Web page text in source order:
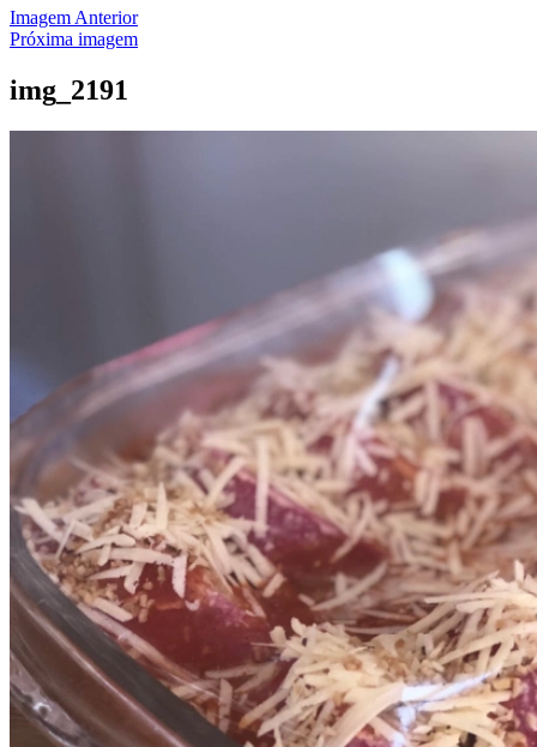
Imagem Anterior
Próxima imagem
img_2191